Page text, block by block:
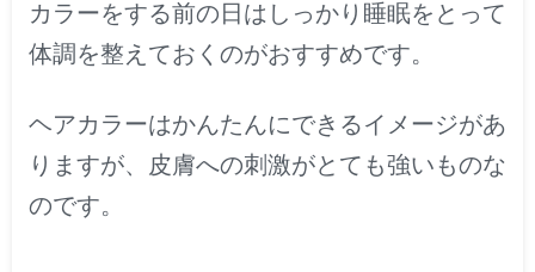
カラーをする前の日はしっかり睡眠をとって
体調を整えておくのがおすすめです。
ヘアカラーはかんたんにできるイメージがあ
りますが、皮膚への刺激がとても強いものな
のです。